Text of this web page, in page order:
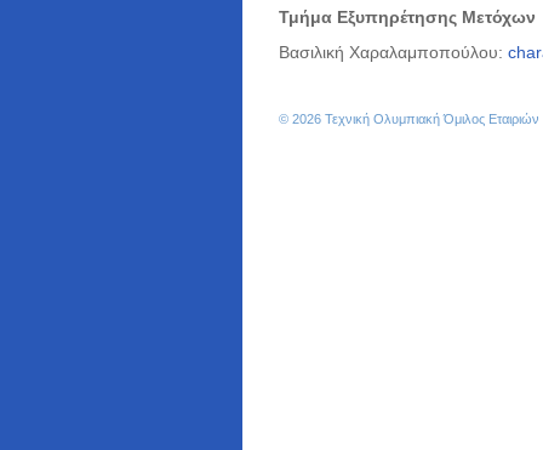
Τμήμα Εξυπηρέτησης Μετόχων
Βασιλική Χαραλαμποπούλου:
© 2026 Τεχνική Ολυμπιακή Όμιλος